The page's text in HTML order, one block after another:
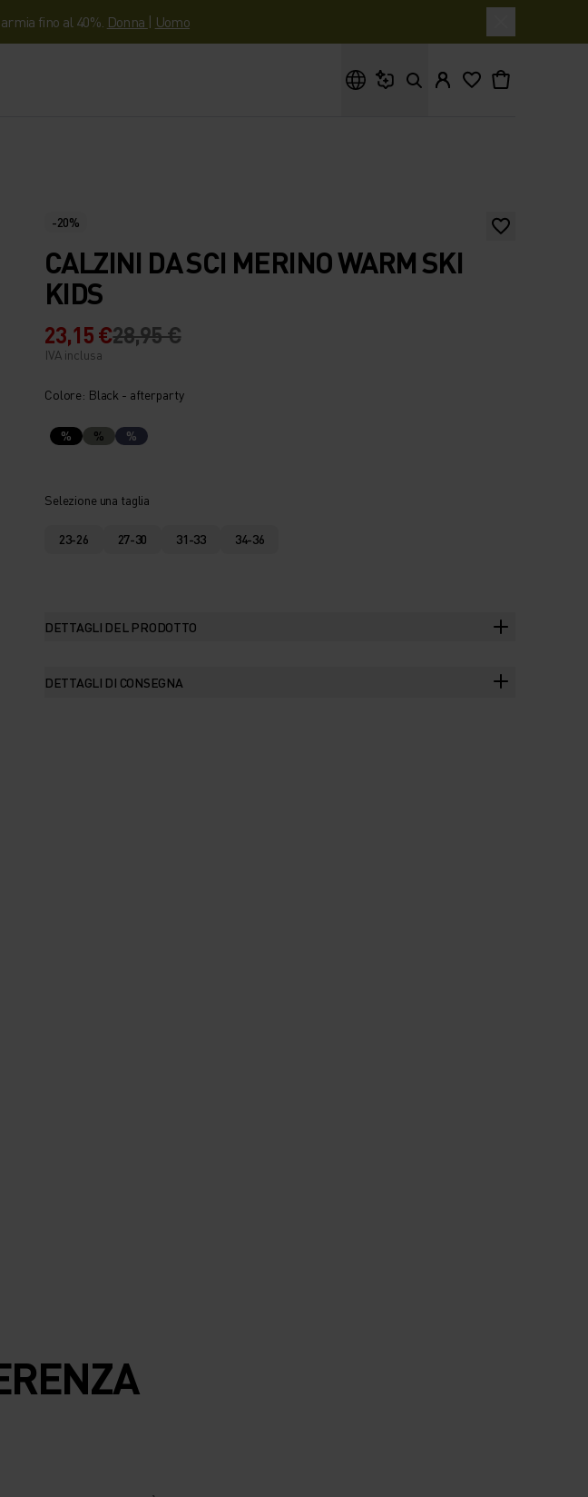
fino al 40%. Donna | Uomo
-20%
CALZINI DA SCI MERINO WARM SKI
KIDS
23,15 €28,95 €
IVA inclusa
Colore: Black - afterparty
% % %
Selezione una taglia
23-26 27-30 31-33 34-36
DETTAGLI DEL PRODOTTO
DETTAGLI DI CONSEGNA